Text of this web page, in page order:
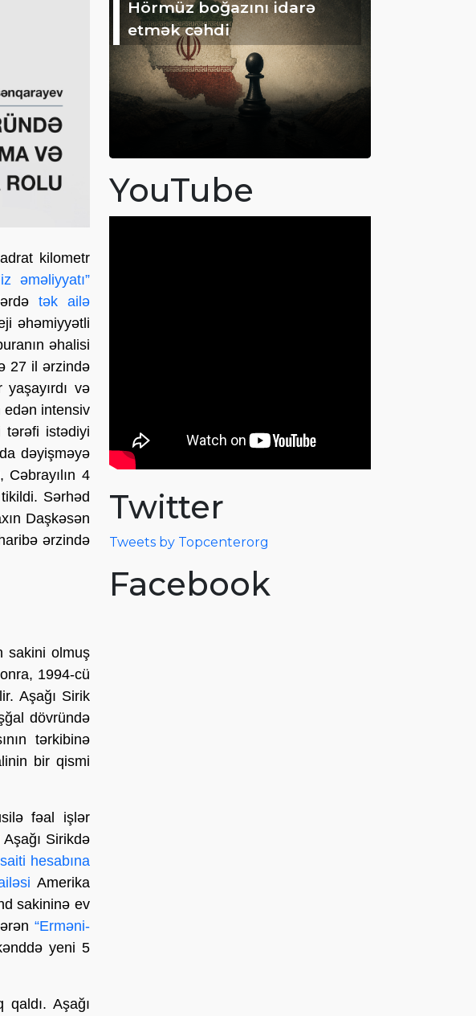
kilometr
əməliyyatı”
tək ailə
əhəmiyyətli
əhalisi
27 il ərzində
və
intensiv
tərəfi istədiyi
dəyişməyə
Cəbrayılın 4
Sərhəd
Daşkəsən
ərzində
sakini olmuş
1994-cü
Aşağı Sirik
dövründə
tərkibinə
bir qismi
fəal işlər
Aşağı Sirikdə
hesabına
Amerika
sakininə ev
“Erməni-
yeni 5
Aşağı
Hörmüz boğazını idarə
etmək cəhdi
YouTube
Twitter
Tweets by Topcenterorg
Facebook